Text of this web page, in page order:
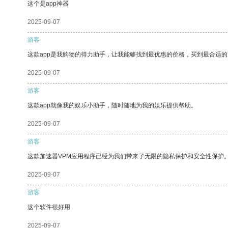
这个是app神器
2025-09-07
游客
这款app是我购物的得力助手，让我能够找到最优惠的价格，买到最合适的
2025-09-07
游客
这款app就像我的娱乐小助手，随时随地为我的娱乐提供帮助。
2025-09-07
游客
这款加速器VPM应用程序已经为我们带来了无限的隐私保护和安全性保护。
2025-09-07
游客
这个软件很好用
2025-09-07